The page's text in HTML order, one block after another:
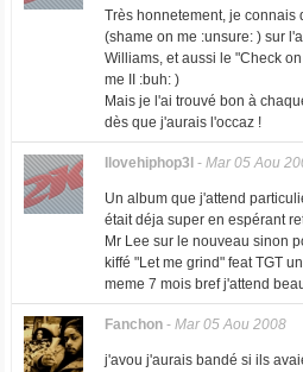
Très honnetement, je connais
(shame on me :unsure: ) sur
Williams, et aussi le "Check
me II :buh: )
Mais je l'ai trouvé bon à
dès que j'aurais l'occaz !
Ilovehiphop3l - Mar 05 Aou
Un album que j'attend
était déja super en espérant
Mr Lee sur le nouveau sinon
kiffé "Let me grind" feat TGT
meme 7 mois bref j'attend
Fanchon- Mar 05 Aou 2008
j'avou j'aurais bandé si ils